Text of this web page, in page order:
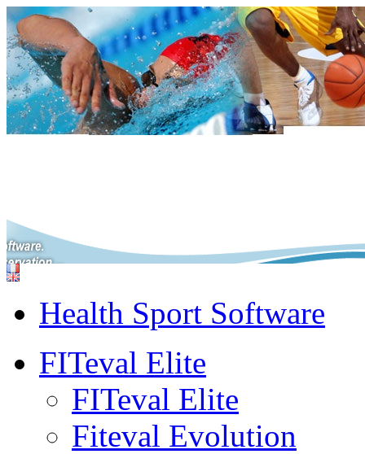
Health Sport Software
FITeval Elite
FITeval Elite
Fiteval Evolution